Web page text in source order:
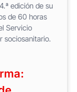
edición de su
de 60 horas
Servicio
sociosanitario.